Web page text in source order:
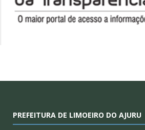
PREFEITURA DE LIMOEIRO DO AJURU